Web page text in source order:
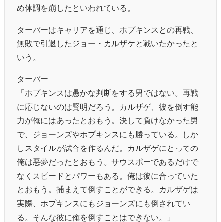
め体調を崩したといわれている。
ターバーはキャリアを通じ、ホプキンスとの再戦、
無敗で引退したジョー・カルザケと戦いたかったと
いう。
ターバー
「ホプキンスは愚かな判断をする男ではない。再戦
に応じないのは賢明だろう。カルザゲ、彼を倒す能
力が俺にはあったとおもう。決して負けなかった男
で、ジョーンズやホプキンスにも勝っている。しか
しスタイルが試合を作るんだ。カルザゲにとっての
俺は悪夢だったとおもう。サウスポーであるだけで
なくスピードとパワーもある。俺は彼に合っていた
とおもう。捕まえて倒すことができる。カルザゲは
実際、ホプキンスにもジョーンズにも倒されてい
る。そんな彼に俺を倒すことはできない。」